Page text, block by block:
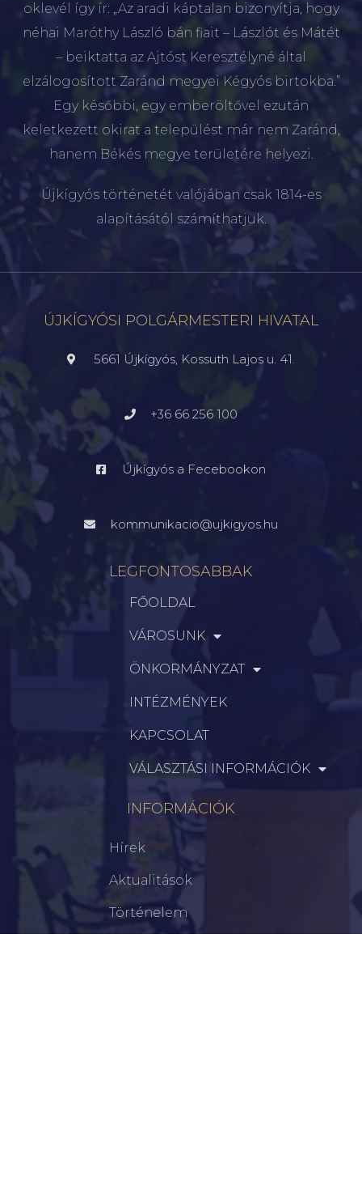
oklevél így ír: „Az aradi káptalan bizonyítja, hogy
néhai Maróthy László bán fiait – Lászlót és Mátét
– beiktatta az Ajtóst Keresztélyné által
elzálogosított Zaránd megyei Kégyós birtokba.”
Egy későbbi, egy emberöltővel ezután
keletkezett okirat a települést már nem Zaránd,
hanem Békés megye területére helyezi.
Újkígyós történetét valójában csak 1814-es
alapításától számíthatjuk.
ÚJKÍGYÓSI POLGÁRMESTERI HIVATAL
5661 Újkígyós, Kossuth Lajos u. 41.
+36 66 256 100
Újkígyós a Fecebookon
kommunikacio@ujkigyos.hu
LEGFONTOSABBAK
FŐOLDAL
VÁROSUNK
ÖNKORMÁNYZAT
INTÉZMÉNYEK
KAPCSOLAT
VÁLASZTÁSI INFORMÁCIÓK
INFORMÁCIÓK
Hírek
Aktualitások
Történelem